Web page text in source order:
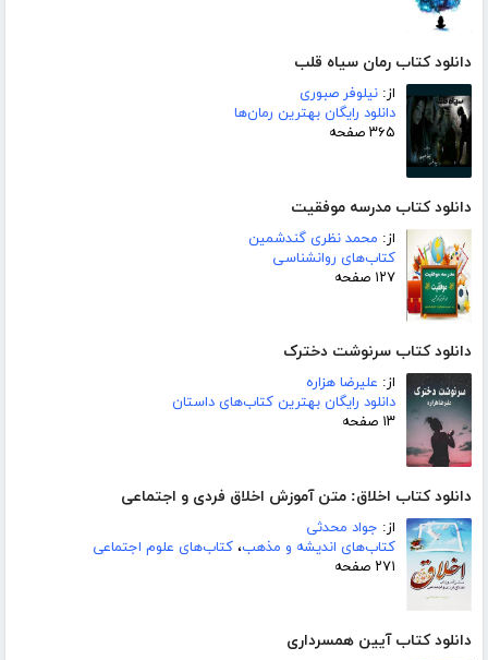
دانلود کتاب رمان سیاه قلب
از: نیلوفر صبوری
دانلود رایگان بهترین رمان‌ها
۳۶۵ صفحه
دانلود کتاب مدرسه موفقیت
از: محمد نظری گندشمین
کتاب‌های روانشناسی
۱۲۷ صفحه
دانلود کتاب سرنوشت دخترک
از: علیرضا هزاره
دانلود رایگان بهترین کتاب‌های داستان
۱۳ صفحه
دانلود کتاب اخلاق: متن آموزش اخلاق فردی و اجتماعی
از: جواد محدثی
کتاب‌های اندیشه و مذهب، کتاب‌های علوم اجتماعی
۲۷۱ صفحه
دانلود کتاب آیین همسرداری